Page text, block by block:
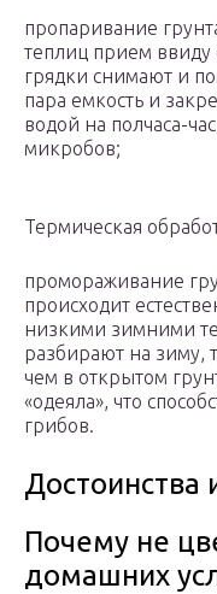
пропаривание
теплиц прием ввиду
грядки снимают и
пара емкость и
водой на полчаса-
микробов;
Термическая
промораживание
происходит
низкими зимними
разбирают на зиму,
чем в открытом
«одеяла», что
грибов.
Достоинства
Почему не
домашних